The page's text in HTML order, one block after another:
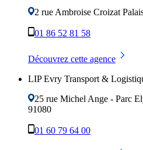
2 rue Ambroise Croizat
01 86 52 81 58
Découvrez cette agence
LIP Evry Transport &
25 rue Michel Ange - Parc
91080
01 60 79 64 00